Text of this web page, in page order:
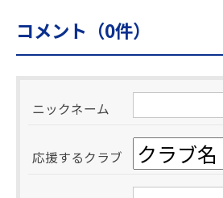
コメント（0件）
ニックネーム
応援するクラブ